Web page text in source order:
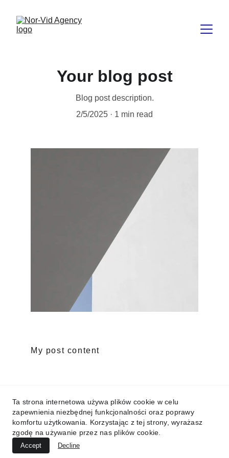
Your blog post
Blog post description.
2/5/2025
1 min read
My post content
NOR•VID - Specjaliści w videomarketingu B2B
norvid.stories@gmail.com
Tel. +48 664906756, +48 790867467
Ta strona internetowa używa plików cookie w celu
zapewnienia niezbędnej funkcjonalności oraz poprawy
komfortu użytkowania. Korzystając z tej strony, wyrażasz
zgodę na używanie przez nas plików cookie.
Accept Decline